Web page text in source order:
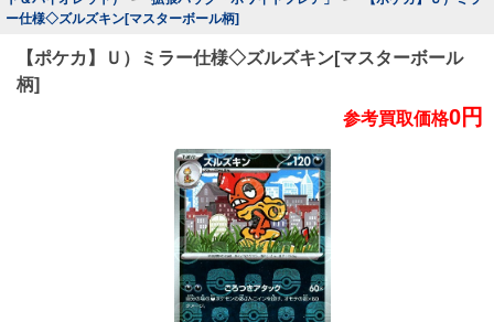
ー仕様◇ズルズキン[マスターボール柄]
【ポケカ】Ｕ）ミラー仕様◇ズルズキン[マスターボール
柄]
参考買取価格0円